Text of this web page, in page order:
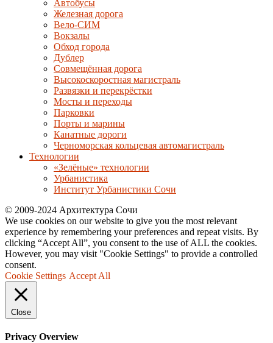
Автобусы
Железная дорога
Вело-СИМ
Вокзалы
Обход города
Дублер
Совмещённая дорога
Высокоскоростная магистраль
Развязки и перекрёстки
Мосты и переходы
Парковки
Порты и марины
Канатные дороги
Черноморская кольцевая автомагистраль
Технологии
«Зелёные» технологии
Урбанистика
Институт Урбанистики Сочи
© 2009-2024 Архитектура Сочи
We use cookies on our website to give you the most relevant
experience by remembering your preferences and repeat visits. By
clicking “Accept All”, you consent to the use of ALL the cookies.
However, you may visit "Cookie Settings" to provide a controlled
consent.
Cookie Settings Accept All
Close
Privacy Overview